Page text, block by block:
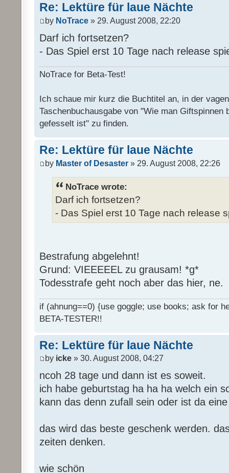
Re: Lektüre für laue Nächte
by NoTrace » 29. August 2008, 22:20
Darf ich fortsetzen?
- Das Spiel erst 10 Tage nach release
NoTrace for Beta-Test!
Ich schaue mir kurz die Buchtitel an, in der
Taschenbuchausgabe von "Wie man Giftspinnen
gefesselt ist" zu finden.
Re: Lektüre für laue Nächte
by Master of Desaster » 29. August 2008, 22:26
NoTrace wrote:
Darf ich fortsetzen?
- Das Spiel erst 10 Tage nach release
Bestrafung abgelehnt!
Grund: VIEEEEEL zu grausam! *g*
Todesstrafe geht noch aber das hier, ne.
if (ahnung==0) {use goggle; use books; ask for
BETA-TESTER!!
Re: Lektüre für laue Nächte
by icke » 30. August 2008, 04:27
ncoh 28 tage und dann ist es soweit.
ich habe geburtstag ha ha ha welch ein
kann das denn zufall sein oder ist da
das wird das beste geschenk werden.
zeiten denken.
wie schön